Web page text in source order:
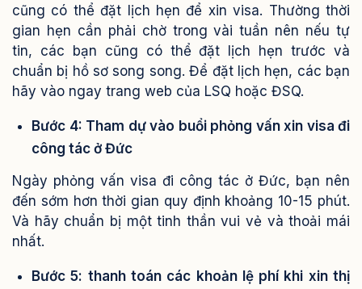
cũng có thể đặt lịch hẹn để xin visa. Thường thời
gian hẹn cần phải chờ trong vài tuần nên nếu tự
tin, các bạn cũng có thể đặt lịch hẹn trước và
chuẩn bị hồ sơ song song. Để đặt lịch hẹn, các bạn
hãy vào ngay trang web của LSQ hoặc ĐSQ.
Bước 4: Tham dự vào buổi phỏng vấn xin visa đi
công tác ở Đức
Ngày phỏng vấn visa đi công tác ở Đức, bạn nên
đến sớm hơn thời gian quy định khoảng 10-15 phút.
Và hãy chuẩn bị một tinh thần vui vẻ và thoải mái
nhất.
Bước 5: thanh toán các khoản lệ phí khi xin thị